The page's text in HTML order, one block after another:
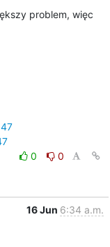
problem, więc
0
0
16 Jun 6:34 a.m.